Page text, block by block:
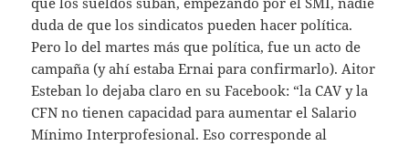
duda de que los sindicatos pueden hacer política.
Pero lo del martes más que política, fue un acto de
campaña (y ahí estaba Ernai para confirmarlo). Aitor
Esteban lo dejaba claro en su Facebook: “la CAV y la
CFN no tienen capacidad para aumentar el Salario
Mínimo Interprofesional. Eso corresponde al